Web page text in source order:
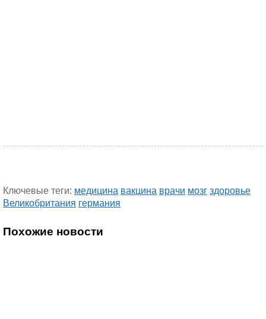
Ключевые теги: медицина вакцина врачи мозг здоровье
Великобритания германия
Похожие новости